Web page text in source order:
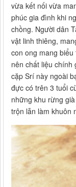
vừa kết nối vừa
phúc gia đình khi
chồng. Người dân
vật linh thiêng,
con ong mang
nên chất liệu chính
cặp Srí này ngoài
đực có trên 3 tuổi
những khu rừng
trộn lẫn làm khuôn